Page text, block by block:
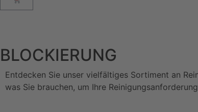
BLOCKIERUNG
Entdecken Sie unser vielfältiges Sortiment an
was Sie brauchen, um Ihre